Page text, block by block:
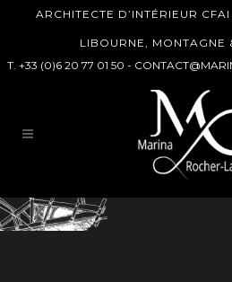
ARCHITECTE D’INTÉRIEUR
LIBOURNE, MONTAGNE
T. +33 (0)6 20 77 01 50 -